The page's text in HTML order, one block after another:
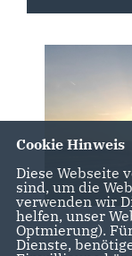
Cookie Hinweis
Diese Webseite
sind, um die
verwenden wir
helfen, unser
Optmierung).
Dienste,